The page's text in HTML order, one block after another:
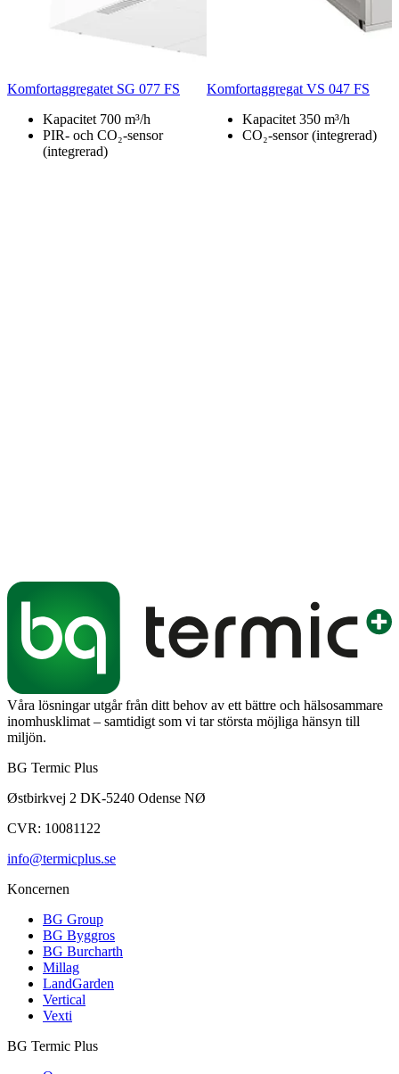
Komfortaggregatet SG 077 FS
Kapacitet 700 m³/h
PIR- och CO₂-sensor
(integrerad)
Komfortaggregat VS 047 FS
Kapacitet 350 m³/h
CO₂-sensor (integrerad)
Våra lösningar utgår från ditt behov av ett bättre och hälsosammare
inomhusklimat – samtidigt som vi tar största möjliga hänsyn till
miljön.
BG Termic Plus
Østbirkvej 2 DK-5240 Odense NØ
CVR: 10081122
info@termicplus.se
Koncernen
BG Group
BG Byggros
BG Burcharth
Millag
LandGarden
Vertical
Vexti
BG Termic Plus